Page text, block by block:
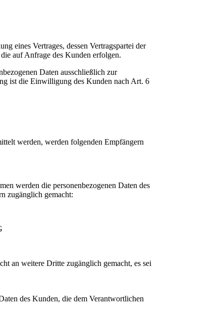
eines Vertrages, dessen Vertragspartei der
auf Anfrage des Kunden erfolgen.
Daten ausschließlich zur
ist die Einwilligung des Kunden nach Art. 6
werden, werden folgenden Empfängern
werden die personenbezogenen Daten des
zugänglich gemacht:
an weitere Dritte zugänglich gemacht, es sei
des Kunden, die dem Verantwortlichen